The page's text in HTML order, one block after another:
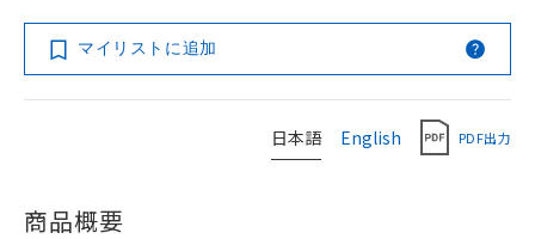
マイリストに追加
日本語 English PDF出力
商品概要